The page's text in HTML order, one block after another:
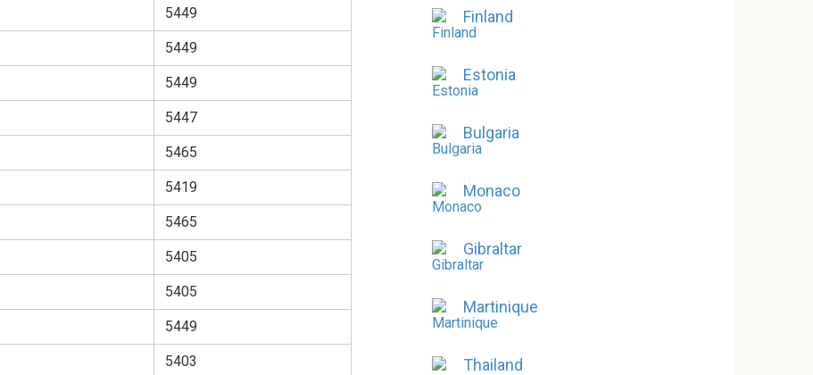
5449
5449
5449
5447
5465
5419
5465
5405
5405
5449
5403
Finland
Estonia
Bulgaria
Monaco
Gibraltar
Martinique
Thailand